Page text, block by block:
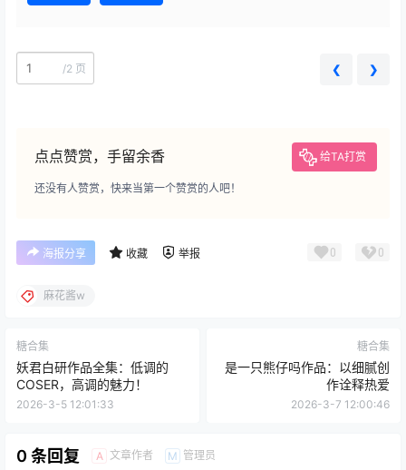
/2 页 ❮ ❯
点点赞赏，手留余香 给TA打赏
还没有人赞赏，快来当第一个赞赏的人吧！
海报分享 收藏 举报 0 0
麻花酱w
糖合集
妖君白研作品全集：低调的
COSER，高调的魅力！
2026-3-5 12:01:33
糖合集
是一只熊仔吗作品：以细腻创
作诠释热爱
2026-3-7 12:00:46
0 条回复 A 文章作者 M 管理员